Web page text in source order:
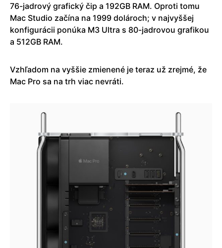
76-jadrový grafický čip a 192GB RAM. Oproti tomu
Mac Studio začína na 1999 dolároch; v najvyššej
konfigurácii ponúka M3 Ultra s 80-jadrovou grafikou
a 512GB RAM.
Vzhľadom na vyššie zmienené je teraz už zrejmé, že
Mac Pro sa na trh viac nevráti.